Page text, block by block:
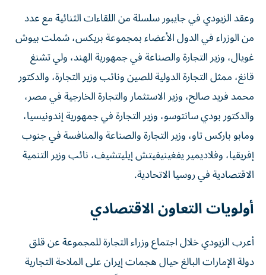
وعقد الزيودي في جايبور سلسلة من اللقاءات الثنائية مع عدد
من الوزراء في الدول الأعضاء بمجموعة بريكس، شملت بيوش
غويال، وزير التجارة والصناعة في جمهورية الهند، ولي تشنغ
قانغ، ممثل التجارة الدولية للصين ونائب وزير التجارة، والدكتور
محمد فريد صالح، وزير الاستثمار والتجارة الخارجية في مصر،
والدكتور بودي سانتوسو، وزير التجارة في جمهورية إندونيسيا،
ومابو باركس تاو، وزير التجارة والصناعة والمنافسة في جنوب
إفريقيا، وفلاديمير يفغينيفيتش إيليتشيف، نائب وزير التنمية
الاقتصادية في روسيا الاتحادية.
أولويات التعاون الاقتصادي
أعرب الزيودي خلال اجتماع وزراء التجارة للمجموعة عن قلق
دولة الإمارات البالغ حيال هجمات إيران على الملاحة التجارية